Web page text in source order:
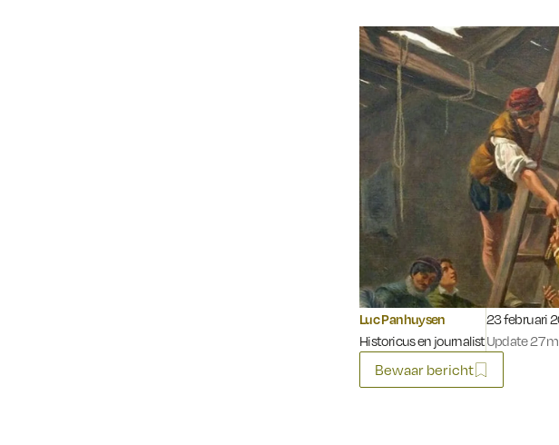
Luc Panhuysen
Historicus en journalist
23 februari
Update 27
Bewaar bericht